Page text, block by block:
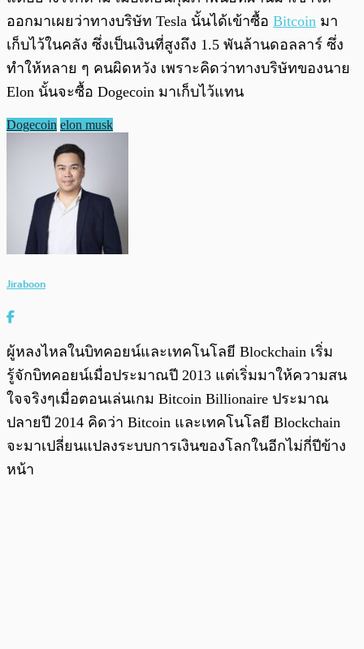
ออกมาเผยว่าทางบริษัท Tesla นั้นได้เข้าซื้อ Bitcoin มา
เก็บไว้ในคลัง ซึ่งเป็นเงินที่สูงถึง 1.5 พันล้านดอลลาร์ ซึ่ง
ทำให้หลาย ๆ คนผิดหวัง เพราะคิดว่าทางบริษัทของนาย
Elon นั้นจะซื้อ Dogecoin มาเก็บไว้แทน
Dogecoin elon musk
Jiraboon
ผู้หลงไหลในบิทคอยน์และเทคโนโลยี Blockchain เริ่ม
รู้จักบิทคอยน์เมื่อประมาณปี 2013 แต่เริ่มมาให้ความสน
ใจจริงๆเมื่อตอนเล่นเกม Bitcoin Billionaire ประมาณ
ปลายปี 2014 คิดว่า Bitcoin และเทคโนโลยี Blockchain
จะมาเปลี่ยนแปลงระบบการเงินของโลกในอีกไม่กี่ปีข้าง
หน้า